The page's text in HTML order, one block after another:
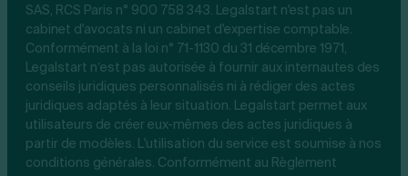
SAS, RCS Paris n° 900 758 343. Legalstart n'est pas un
cabinet d'avocats ni un cabinet d'expertise comptable.
Conformément à la loi n° 71-1130 du 31 décembre 1971,
Legalstart n’est pas autorisée à fournir aux internautes des
conseils juridiques personnalisés ni à rédiger des actes
juridiques adaptés à leur situation. Legalstart permet aux
utilisateurs de créer eux-mêmes des actes juridiques à
partir de modèles. L'utilisation du service est soumise à nos
conditions générales. Conformément au Règlement